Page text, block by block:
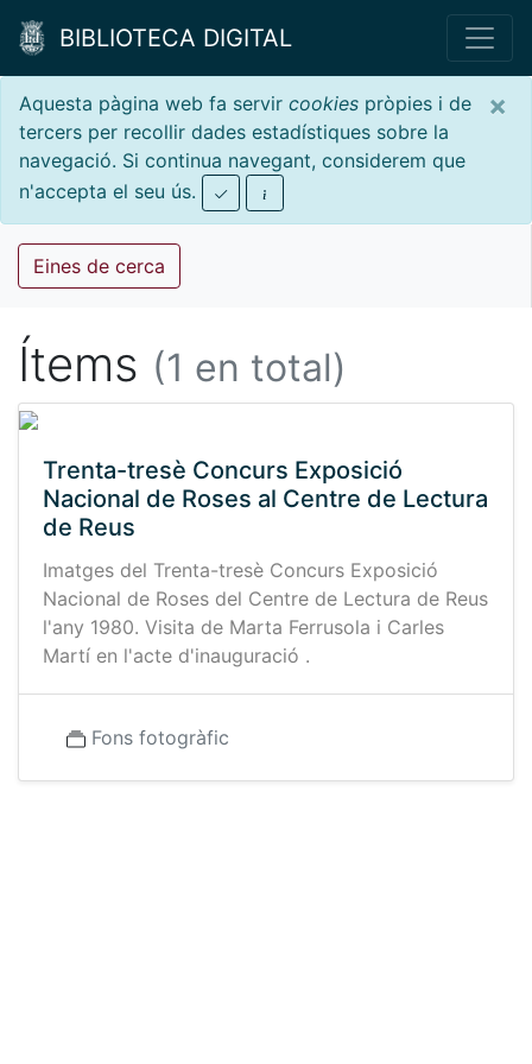
BIBLIOTECA DIGITAL
×
Aquesta pàgina web fa servir cookies pròpies i de
tercers per recollir dades estadístiques sobre la
navegació. Si continua navegant, considerem que
n'accepta el seu ús.
Eines de cerca
Ítems (1 en total)
Trenta-tresè Concurs Exposició
Nacional de Roses al Centre de Lectura
de Reus
Imatges del Trenta-tresè Concurs Exposició
Nacional de Roses del Centre de Lectura de Reus
l'any 1980. Visita de Marta Ferrusola i Carles
Martí en l'acte d'inauguració .
Fons fotogràfic